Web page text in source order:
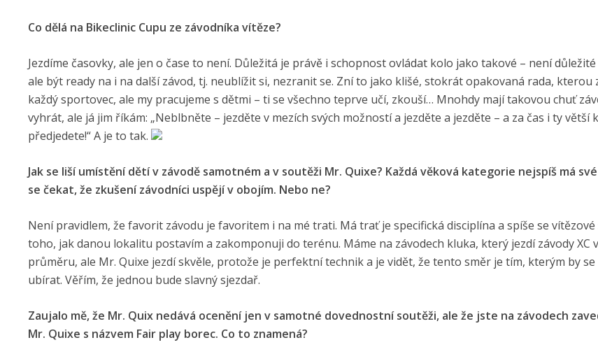
Co dělá na Bikeclinic Cupu ze závodníka vítěze?
Jezdíme časovky, ale jen o čase to není. Důležitá je právě i schopnost ovládat kolo jako takové – není
ale být ready na i na další závod, tj. neublížit si, nezranit se. Zní to jako klišé, stokrát opakovaná rada, kterou
každý sportovec, ale my pracujeme s dětmi – ti se všechno teprve učí, zkouší… Mnohdy mají takovou chuť
vyhrát, ale já jim říkám: „Neblbněte – jezděte v mezích svých možností a jezděte a jezděte – a za čas i ty větší
předjedete!“ A je to tak.
Jak se liší umístění dětí v závodě samotném a v soutěži Mr. Quixe? Každá věková kategorie nejspíš má
se čekat, že zkušení závodníci uspějí v obojím. Nebo ne?
Není pravidlem, že favorit závodu je favoritem i na mé trati. Má trať je specifická disciplína a spíše se
toho, jak danou lokalitu postavím a zakomponuji do terénu. Máme na závodech kluka, který jezdí závody XC
průměru, ale Mr. Quixe jezdí skvěle, protože je perfektní technik a je vidět, že tento směr je tím, kterým by se
ubírat. Věřím, že jednou bude slavný sjezdař.
Zaujalo mě, že Mr. Quix nedává ocenění jen v samotné dovednostní soutěži, ale že jste na závodech
Mr. Quixe s názvem Fair play borec. Co to znamená?